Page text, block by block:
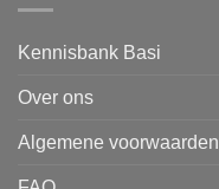
Kennisbank Basi
Over ons
Algemene voorwaarden